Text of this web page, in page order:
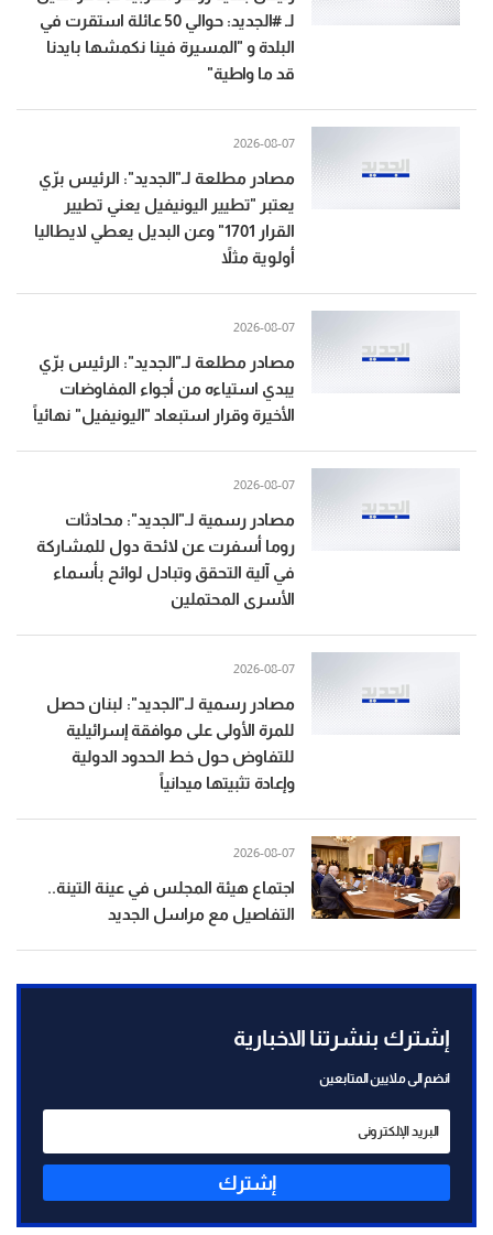
لـ #الجديد: حوالي 50 عائلة استقرت في
البلدة و "المسيرة فينا نكمشها بايدنا
قد ما واطية"
مصادر مطلعة لـ"الجديد": الرئيس برّي
يعتبر "تطيير اليونيفيل يعني تطيير
القرار 1701" وعن البديل يعطي لايطاليا
أولوية مثلاً
2026-08-07
مصادر مطلعة لـ"الجديد": الرئيس برّي
يبدي استياءه من أجواء المفاوضات
الأخيرة وقرار استبعاد "اليونيفيل" نهائياً
2026-08-07
مصادر رسمية لـ"الجديد": محادثات
روما أسفرت عن لائحة دول للمشاركة
في آلية التحقق وتبادل لوائح بأسماء
الأسرى المحتملين
2026-08-07
مصادر رسمية لـ"الجديد": لبنان حصل
للمرة الأولى على موافقة إسرائيلية
للتفاوض حول خط الحدود الدولية
وإعادة تثبيتها ميدانياً
2026-08-07
اجتماع هيئة المجلس في عينة التينة..
التفاصيل مع مراسل الجديد
2026-08-07
إشترك بنشرتنا الاخبارية
انضم الى ملايين المتابعين
إشترك